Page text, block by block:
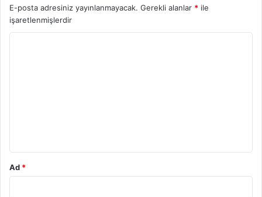
E-posta adresiniz yayınlanmayacak. Gerekli alanlar * ile
işaretlenmişlerdir
Ad *